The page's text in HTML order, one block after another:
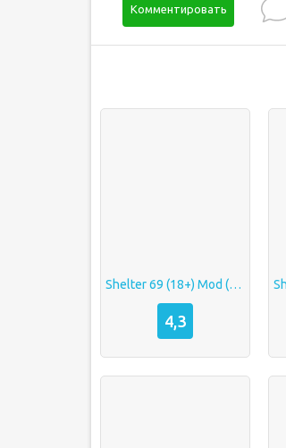
Комментировать
Shelter 69 (18+) Mod (God Mode/Weak Enemy/Money)
4,3